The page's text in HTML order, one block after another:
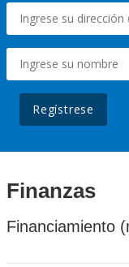
Regístrese
Finanzas
Financiamiento